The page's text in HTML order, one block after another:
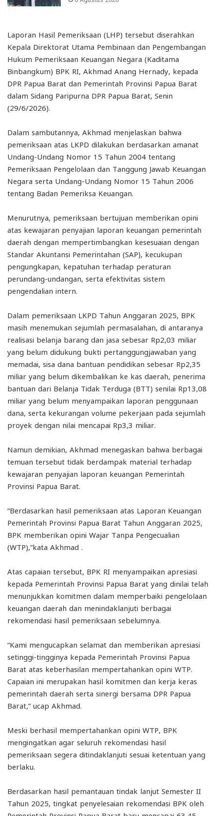
Laporan Hasil Pemeriksaan (LHP) tersebut diserahkan
Kepala Direktorat Utama Pembinaan dan Pengembangan
Hukum Pemeriksaan Keuangan Negara (Kaditama
Binbangkum) BPK RI, Akhmad Anang Hernady, kepada
DPR Papua Barat dan Pemerintah Provinsi Papua Barat
dalam Sidang Paripurna DPR Papua Barat, Senin
(29/6/2026).
Dalam sambutannya, Akhmad menjelaskan bahwa
pemeriksaan atas LKPD dilakukan berdasarkan amanat
Undang-Undang Nomor 15 Tahun 2004 tentang
Pemeriksaan Pengelolaan dan Tanggung Jawab Keuangan
Negara serta Undang-Undang Nomor 15 Tahun 2006
tentang Badan Pemeriksa Keuangan.
Menurutnya, pemeriksaan bertujuan memberikan opini
atas kewajaran penyajian laporan keuangan pemerintah
daerah dengan mempertimbangkan kesesuaian dengan
Standar Akuntansi Pemerintahan (SAP), kecukupan
pengungkapan, kepatuhan terhadap peraturan
perundang-undangan, serta efektivitas sistem
pengendalian intern.
Dalam pemeriksaan LKPD Tahun Anggaran 2025, BPK
masih menemukan sejumlah permasalahan, di antaranya
realisasi belanja barang dan jasa sebesar Rp2,03 miliar
yang belum didukung bukti pertanggungjawaban yang
memadai, sisa dana bantuan pendidikan sebesar Rp2,35
miliar yang belum dikembalikan ke kas daerah, penerima
bantuan dari Belanja Tidak Terduga (BTT) senilai Rp13,08
miliar yang belum menyampaikan laporan penggunaan
dana, serta kekurangan volume pekerjaan pada sejumlah
proyek dengan nilai mencapai Rp3,3 miliar.
Namun demikian, Akhmad menegaskan bahwa berbagai
temuan tersebut tidak berdampak material terhadap
kewajaran penyajian laporan keuangan Pemerintah
Provinsi Papua Barat.
“Berdasarkan hasil pemeriksaan atas Laporan Keuangan
Pemerintah Provinsi Papua Barat Tahun Anggaran 2025,
BPK memberikan opini Wajar Tanpa Pengecualian
(WTP),”kata Akhmad .
Atas capaian tersebut, BPK RI menyampaikan apresiasi
kepada Pemerintah Provinsi Papua Barat yang dinilai telah
menunjukkan komitmen dalam memperbaiki pengelolaan
keuangan daerah dan menindaklanjuti berbagai
rekomendasi hasil pemeriksaan sebelumnya.
“Kami mengucapkan selamat dan memberikan apresiasi
setinggi-tingginya kepada Pemerintah Provinsi Papua
Barat atas keberhasilan mempertahankan opini WTP.
Capaian ini merupakan hasil komitmen dan kerja keras
pemerintah daerah serta sinergi bersama DPR Papua
Barat,” ucap Akhmad.
Meski berhasil mempertahankan opini WTP, BPK
mengingatkan agar seluruh rekomendasi hasil
pemeriksaan segera ditindaklanjuti sesuai ketentuan yang
berlaku.
Berdasarkan hasil pemantauan tindak lanjut Semester II
Tahun 2025, tingkat penyelesaian rekomendasi BPK oleh